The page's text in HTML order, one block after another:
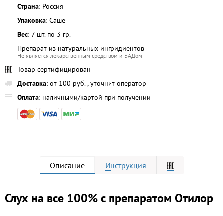
Страна: Россия
Упаковка: Саше
Вес: 7 шт. по 3 гр.
Препарат из натуральных ингридиентов
Не является лекарственным средством и БАДом
Товар сертифицирован
Доставка: от 100 руб. , уточнит оператор
Оплата: наличными/картой при получении
Описание Инструкция
Слух на все 100% с препаратом Отилор